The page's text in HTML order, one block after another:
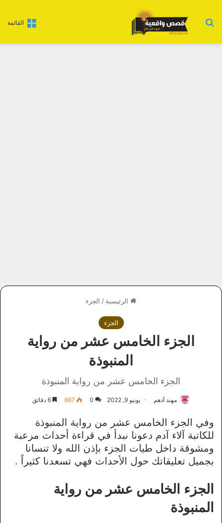
القائمة بحث عن
الرئيسية / الجزء
الجزء
الجزء الخامس عشر من رواية
المنبوذة
الجزء الخامس عشر من رواية المنبوذة
مهند أدهم يونيو 9, 2022 0
667
وفي الجزء الخامس عشر من رواية المنبوذة
للكاتبة آلاء آدم دعونا نبدأ في قراءة أحداث مرعبة
ومشوقة داخل طيات الجزء بإذن الله ولا تنسانا
بجميل تعليقاتك حول الأحداث فهي تسعدنا كثيراً .
الجزء الخامس عشر من رواية
المنبوذة